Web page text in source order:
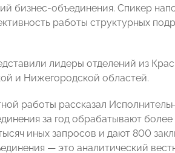
бизнес-объединения. Спикер
работы структурных
лидеры отделений из
и Нижегородской областей.
работы рассказал
за год обрабатывают
иных запросов и дают 800
— это аналитический